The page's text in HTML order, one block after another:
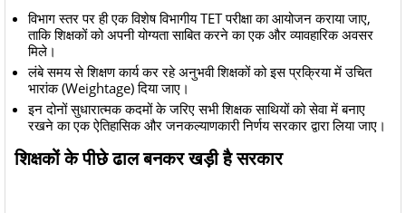
​विभाग स्तर पर ही एक विशेष विभागीय TET परीक्षा का आयोजन कराया जाए,
ताकि शिक्षकों को अपनी योग्यता साबित करने का एक और व्यावहारिक अवसर
मिले।
​लंबे समय से शिक्षण कार्य कर रहे अनुभवी शिक्षकों को इस प्रक्रिया में उचित
भारांक (Weightage) दिया जाए।
​इन दोनों सुधारात्मक कदमों के जरिए सभी शिक्षक साथियों को सेवा में बनाए
रखने का एक ऐतिहासिक और जनकल्याणकारी निर्णय सरकार द्वारा लिया जाए।
​शिक्षकों के पीछे ढाल बनकर खड़ी है सरकार